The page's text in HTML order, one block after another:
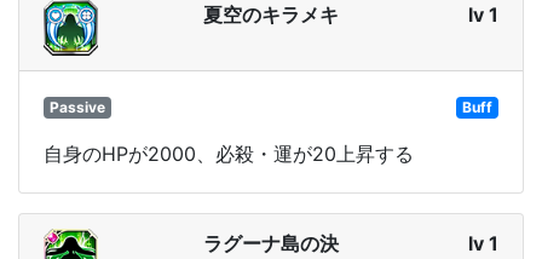
夏空のキラメキ lv 1
Passive Buff
自身のHPが2000、必殺・運が20上昇する
ラグーナ島の決
lv 1